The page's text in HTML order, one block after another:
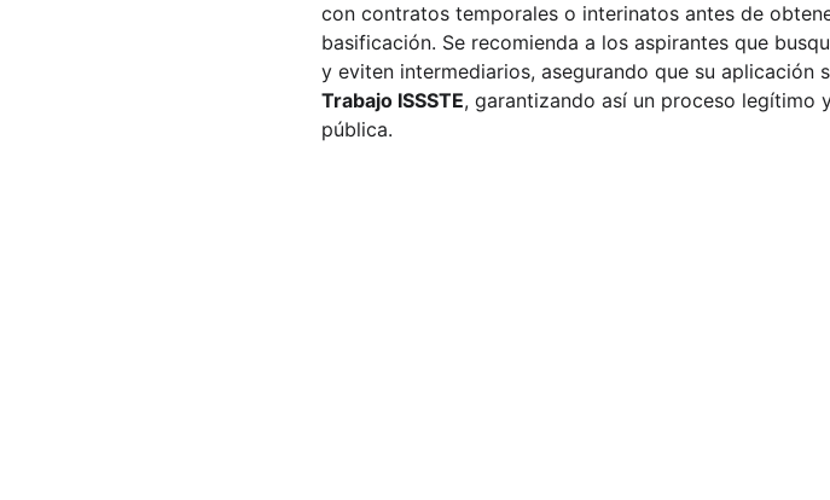
con contratos temporales o interinatos antes de
basificación. Se recomienda a los aspirantes que
y eviten intermediarios, asegurando que su aplicación
Trabajo ISSSTE, garantizando así un proceso legítimo
pública.